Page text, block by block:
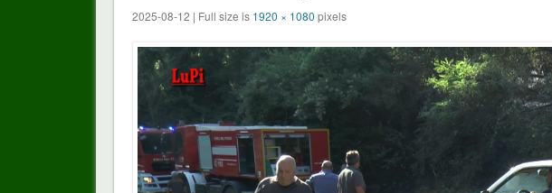
2025-08-12 | Full size is 1920 × 1080 pixels